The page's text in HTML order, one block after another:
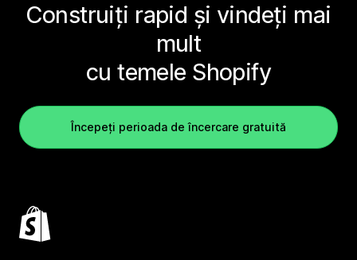
Construiți rapid și vindeți mai
mult
cu temele Shopify
Începeți perioada de încercare gratuită